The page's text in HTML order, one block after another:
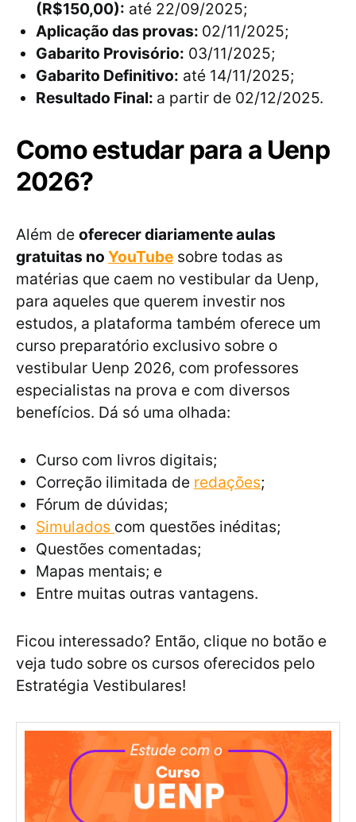
(R$150,00): até 22/09/2025;
Aplicação das provas: 02/11/2025;
Gabarito Provisório: 03/11/2025;
Gabarito Definitivo: até 14/11/2025;
Resultado Final: a partir de 02/12/2025.
Como estudar para a Uenp
2026?
Além de oferecer diariamente aulas
gratuitas no YouTube sobre todas as
matérias que caem no vestibular da Uenp,
para aqueles que querem investir nos
estudos, a plataforma também oferece um
curso preparatório exclusivo sobre o
vestibular Uenp 2026, com professores
especialistas na prova e com diversos
benefícios. Dá só uma olhada:
Curso com livros digitais;
Correção ilimitada de redações;
Fórum de dúvidas;
Simulados com questões inéditas;
Questões comentadas;
Mapas mentais; e
Entre muitas outras vantagens.
Ficou interessado? Então, clique no botão e
veja tudo sobre os cursos oferecidos pelo
Estratégia Vestibulares!